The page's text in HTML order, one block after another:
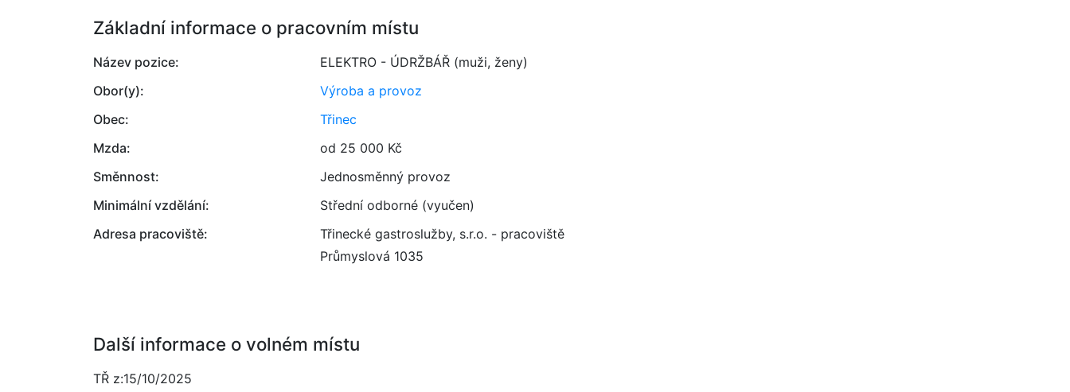
Základní informace o pracovním místu
Název pozice:
ELEKTRO - ÚDRŽBÁŘ (muži, ženy)
Obor(y):
Výroba a provoz
Obec:
Třinec
Mzda:
od 25 000 Kč
Směnnost:
Jednosměnný provoz
Minimální vzdělání:
Střední odborné (vyučen)
Adresa pracoviště:
Třinecké gastroslužby, s.r.o. - pracoviště
Průmyslová 1035
Další informace o volném místu
TŘ z:15/10/2025